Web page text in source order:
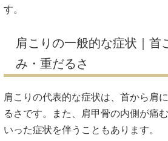
す。
肩こりの一般的な症状｜首
み・重だるさ
肩こりの代表的な症状は、首から肩
るさです。また、肩甲骨の内側が痛
いった症状を伴うこともあります。